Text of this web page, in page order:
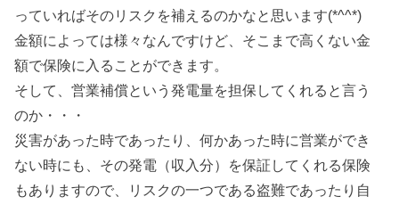
っていればそのリスクを補えるのかなと思います(*^^*)
金額によっては様々なんですけど、そこまで高くない金
額で保険に入ることができます。
そして、営業補償という発電量を担保してくれると言う
のか・・・
災害があった時であったり、何かあった時に営業ができ
ない時にも、その発電（収入分）を保証してくれる保険
もありますので、リスクの一つである盗難であったり自